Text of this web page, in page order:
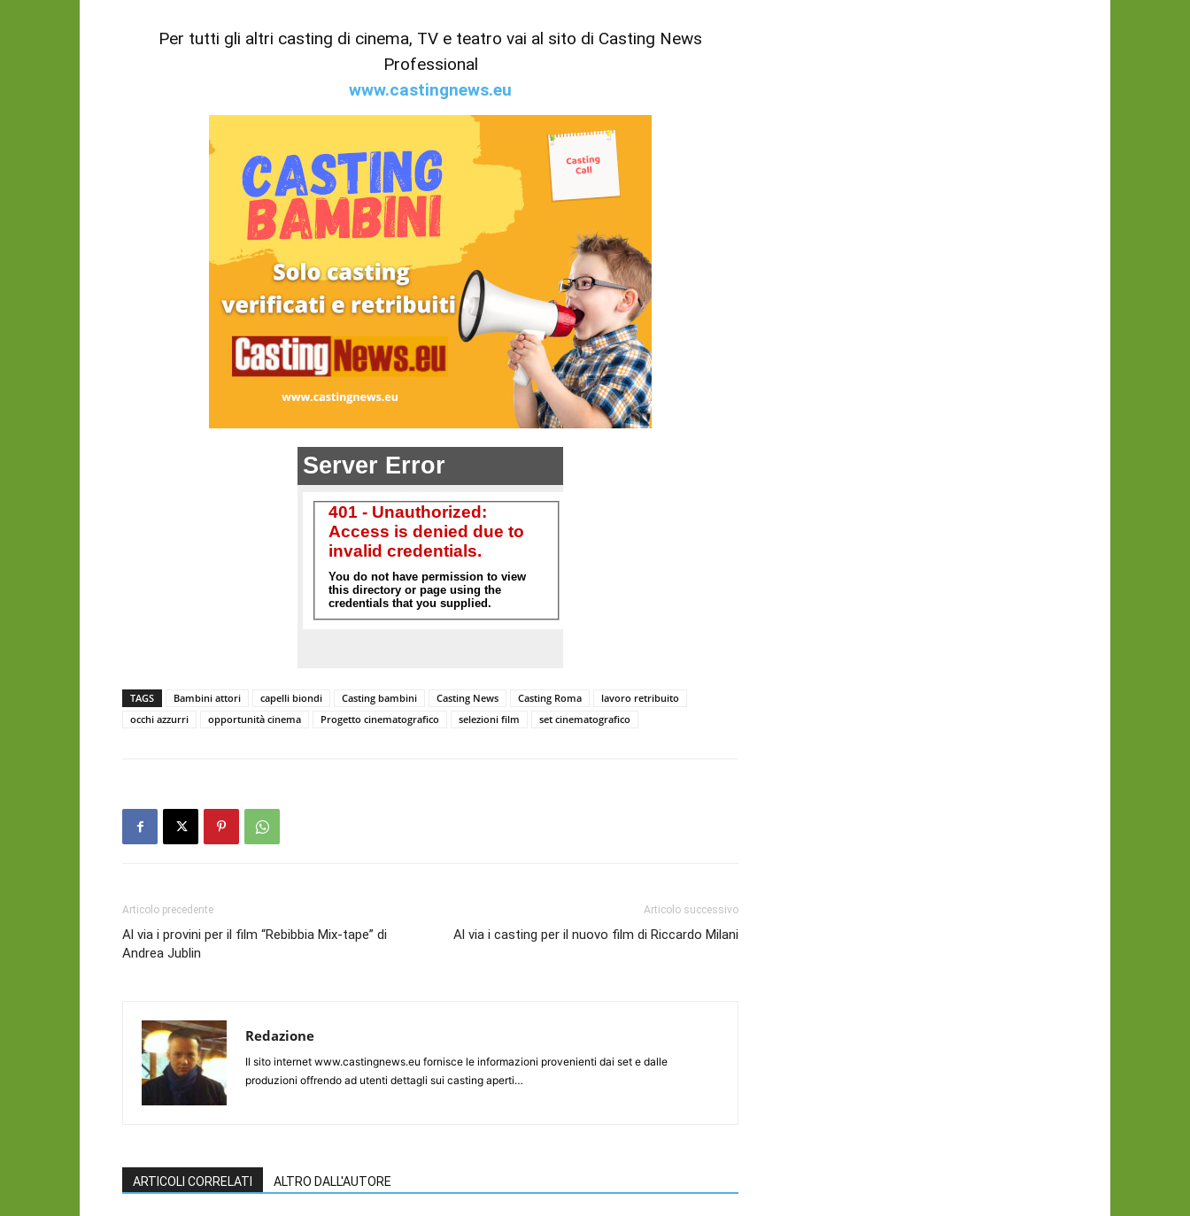
Per tutti gli altri casting di cinema, TV e teatro vai al sito di Casting News
Professional
www.castingnews.eu
TAGS Bambini attori capelli biondi Casting bambini Casting News Casting Roma
lavoro retribuito
occhi azzurri
opportunità cinema Progetto cinematografico selezioni film set cinematografico
Articolo precedente
Al via i provini per il film “Rebibbia Mix-tape” di
Andrea Jublin
Articolo successivo
Al via i casting per il nuovo film di Riccardo Milani
Redazione
Il sito internet www.castingnews.eu fornisce le informazioni provenienti dai set e dalle
produzioni offrendo ad utenti dettagli sui casting aperti…
ARTICOLI CORRELATI ALTRO DALL'AUTORE